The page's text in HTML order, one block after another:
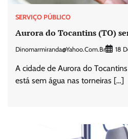
SERVIÇO PÚBLICO
Aurora do Tocantins (TO)
Dinomarmiranda@yahoo.com.br 18
A cidade de Aurora do
está sem água nas torneiras […]